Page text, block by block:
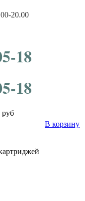
20.00
18
18
руб
В корзину